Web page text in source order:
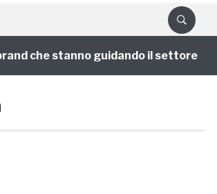
che stanno guidando il settore